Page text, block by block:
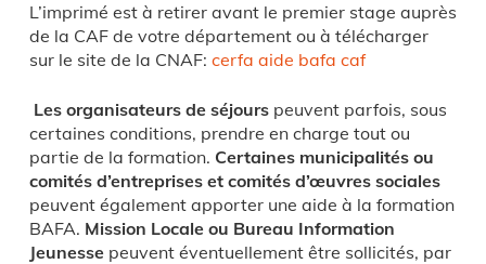
L’imprimé est à retirer avant le premier stage auprès
de la CAF de votre département ou à télécharger
sur le site de la CNAF: cerfa aide bafa caf
Les organisateurs de séjourspeuvent parfois, sous
certaines conditions, prendre en charge tout ou
partie de la formation. Certaines municipalités ou
comités d’entreprises et comités d’œuvres sociales
peuvent également apporter une aide à la formation
BAFA. Mission Locale ou Bureau Information
Jeunessepeuvent éventuellement être sollicités, par